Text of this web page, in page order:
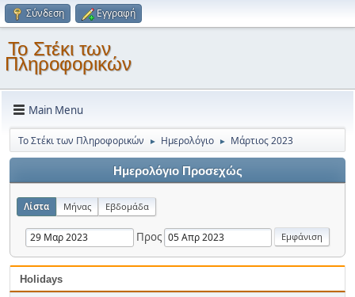
Σύνδεση Εγγραφή
Το Στέκι των
Πληροφορικών
Main Menu
Το Στέκι των Πληροφορικών ► Ημερολόγιο ► Μάρτιος 2023
Ημερολόγιο Προσεχώς
Λίστα Μήνας Εβδομάδα
Προς
Holidays